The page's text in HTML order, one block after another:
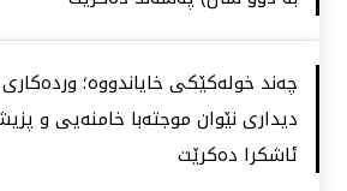
چەند خولەكێكی خایاندووە؛
دیداری نێوان موجتەبا خامنەیی و
ئاشكرا دەكرێت